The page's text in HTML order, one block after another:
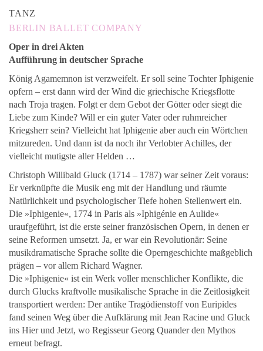
TANZ
BERLIN BALLET COMPANY
Oper in drei Akten
Aufführung in deutscher Sprache
König Agamemnon ist verzweifelt. Er soll seine Tochter Iphigenie
opfern – erst dann wird der Wind die griechische Kriegsflotte
nach Troja tragen. Folgt er dem Gebot der Götter oder siegt die
Liebe zum Kinde? Will er ein guter Vater oder ruhmreicher
Kriegsherr sein? Vielleicht hat Iphigenie aber auch ein Wörtchen
mitzureden. Und dann ist da noch ihr Verlobter Achilles, der
vielleicht mutigste aller Helden …
Christoph Willibald Gluck (1714 – 1787) war seiner Zeit voraus:
Er verknüpfte die Musik eng mit der Handlung und räumte
Natürlichkeit und psychologischer Tiefe hohen Stellenwert ein.
Die »Iphigenie«, 1774 in Paris als »Iphigénie en Aulide«
uraufgeführt, ist die erste seiner französischen Opern, in denen er
seine Reformen umsetzt. Ja, er war ein Revolutionär: Seine
musikdramatische Sprache sollte die Operngeschichte maßgeblich
prägen – vor allem Richard Wagner.
Die »Iphigenie« ist ein Werk voller menschlicher Konflikte, die
durch Glucks kraftvolle musikalische Sprache in die Zeitlosigkeit
transportiert werden: Der antike Tragödienstoff von Euripides
fand seinen Weg über die Aufklärung mit Jean Racine und Gluck
ins Hier und Jetzt, wo Regisseur Georg Quander den Mythos
erneut befragt.